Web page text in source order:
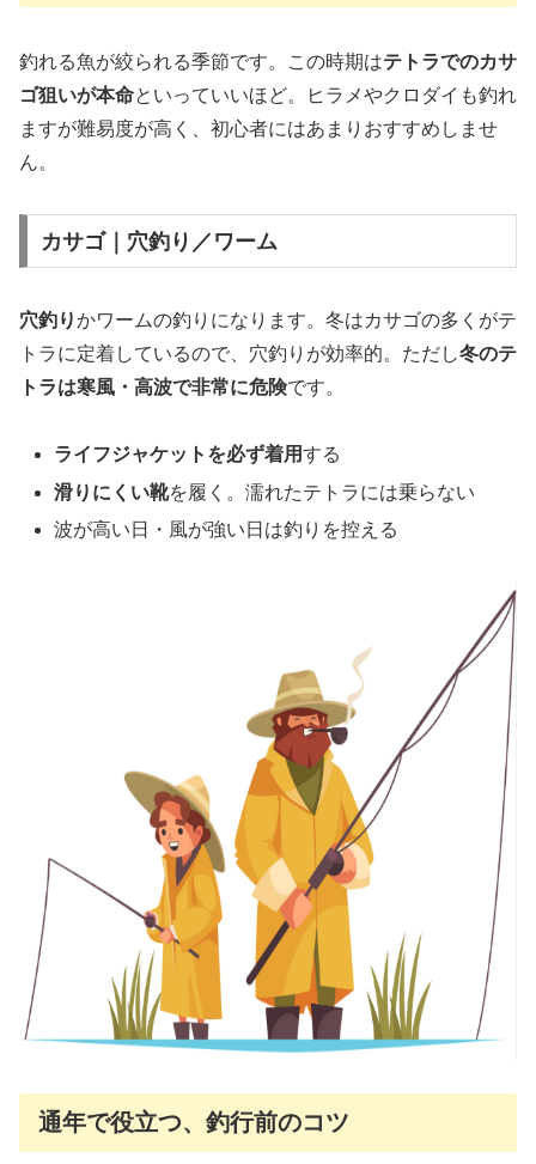
釣れる魚が絞られる季節です。この時期はテトラでのカサ
ゴ狙いが本命といっていいほど。ヒラメやクロダイも釣れ
ますが難易度が高く、初心者にはあまりおすすめしませ
ん。
カサゴ｜穴釣り／ワーム
穴釣りかワームの釣りになります。冬はカサゴの多くがテ
トラに定着しているので、穴釣りが効率的。ただし冬のテ
トラは寒風・高波で非常に危険です。
ライフジャケットを必ず着用する
滑りにくい靴を履く。濡れたテトラには乗らない
波が高い日・風が強い日は釣りを控える
通年で役立つ、釣行前のコツ